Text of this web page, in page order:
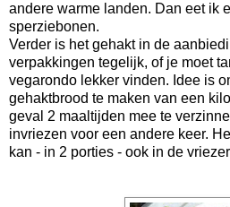
andere warme landen. Dan eet ik
sperziebonen.
Verder is het gehakt in de
verpakkingen tegelijk, of je moet
vegarondo lekker vinden. Idee is
gehaktbrood te maken van een
geval 2 maaltijden mee te
invriezen voor een andere keer.
kan - in 2 porties - ook in de